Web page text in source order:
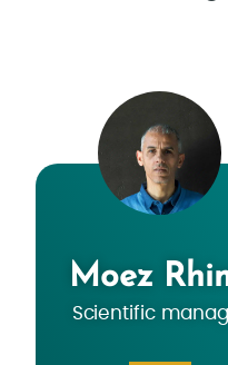
Moez
Scientific